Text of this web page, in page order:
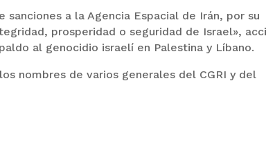
a la Agencia Espacial de Irán, por su
prosperidad o seguridad de Israel»,
al genocidio israelí en Palestina y Líbano.
nombres de varios generales del CGRI y del